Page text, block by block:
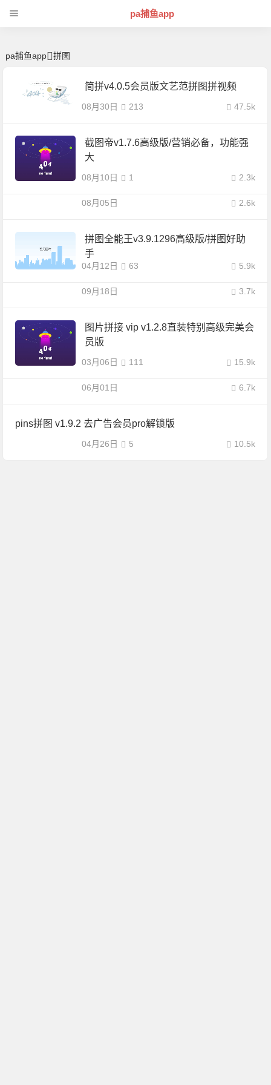
pa捕鱼app
pa捕鱼app 拼图
简拼v4.0.5会员版文艺范拼图拼视频
08月30日 47.5k
213
截图帝v1.7.6高级版/营销必备，功能强
大
08月10日 2.3k
1
08月05日 2.6k
拼图全能王v3.9.1296高级版/拼图好助
手
04月12日 5.9k
63
09月18日 3.7k
图片拼接 vip v1.2.8直装特别高级完美会
员版
03月06日 15.9k
111
06月01日 6.7k
pins拼图 v1.9.2 去广告会员pro解锁版
04月26日 10.5k
5